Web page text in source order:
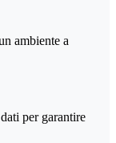
ambiente a
per garantire